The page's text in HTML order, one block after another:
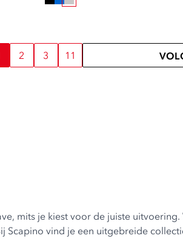
2 3 11
mits je kiest voor de juiste
vind je een uitgebreide